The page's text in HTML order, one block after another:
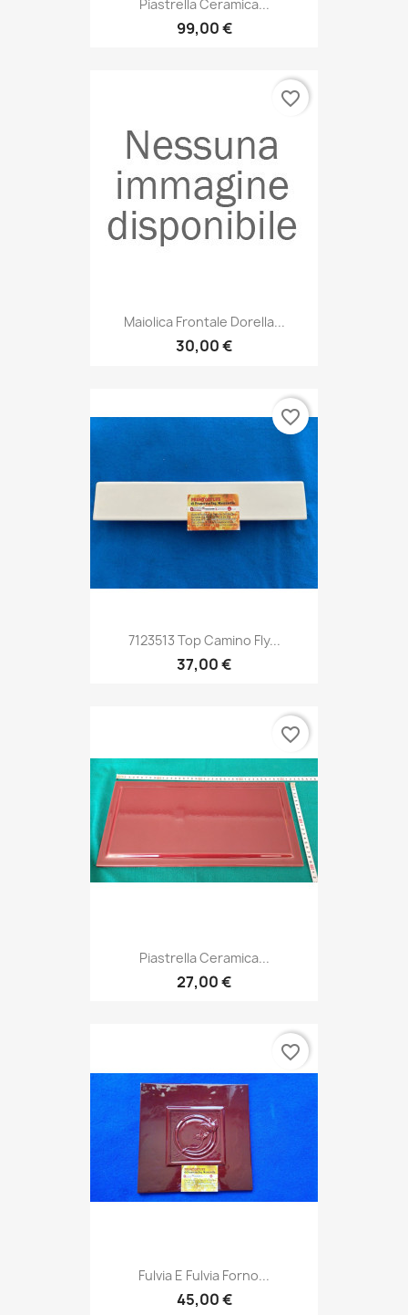
Piastrella Ceramica...
99,00 €
Maiolica Frontale Dorella...
30,00 €
favorite_border
7123513 Top Camino Fly...
37,00 €
favorite_border
Piastrella Ceramica...
27,00 €
favorite_border
Fulvia E Fulvia Forno...
45,00 €
favorite_border